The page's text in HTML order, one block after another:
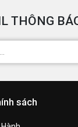
THÔNG
sách